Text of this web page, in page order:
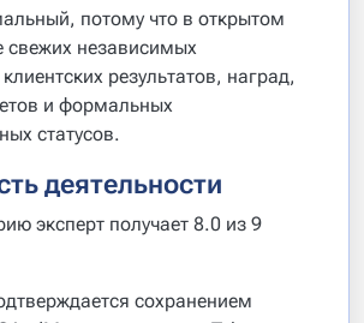
потому что в открытом
свежих независимых
результатов, наград,
и формальных
статусов.
деятельности
эксперт получает 8.0 из 9
сохранением